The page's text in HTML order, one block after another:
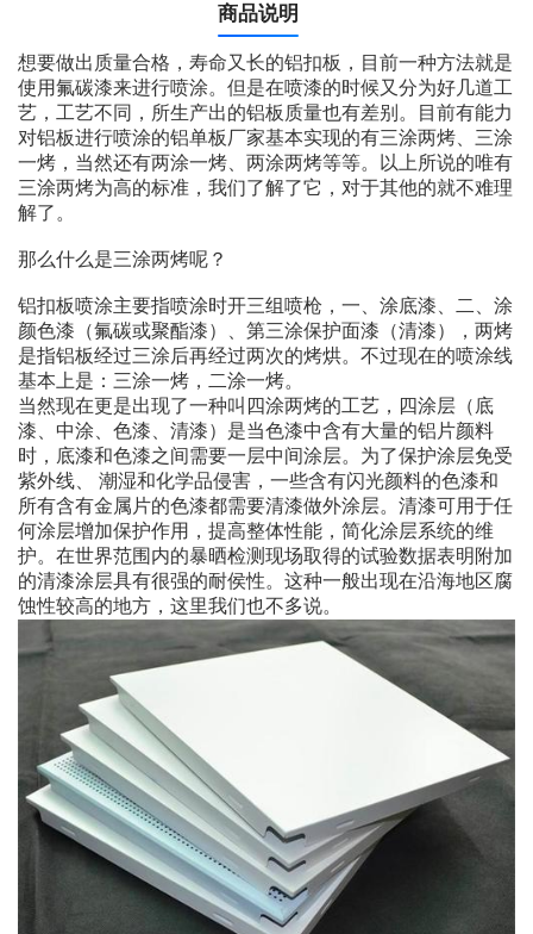
商品说明
想要做出质量合格，寿命又长的铝扣板，目前一种方法就是
使用氟碳漆来进行喷涂。但是在喷漆的时候又分为好几道工
艺，工艺不同，所生产出的铝板质量也有差别。目前有能力
对铝板进行喷涂的铝单板厂家基本实现的有三涂两烤、三涂
一烤，当然还有两涂一烤、两涂两烤等等。以上所说的唯有
三涂两烤为高的标准，我们了解了它，对于其他的就不难理
解了。
那么什么是三涂两烤呢？
铝扣板喷涂主要指喷涂时开三组喷枪，一、涂底漆、二、涂
颜色漆（氟碳或聚酯漆）、第三涂保护面漆（清漆），两烤
是指铝板经过三涂后再经过两次的烤烘。不过现在的喷涂线
基本上是：三涂一烤，二涂一烤。
当然现在更是出现了一种叫四涂两烤的工艺，四涂层（底
漆、中涂、色漆、清漆）是当色漆中含有大量的铝片颜料
时，底漆和色漆之间需要一层中间涂层。为了保护涂层免受
紫外线、 潮湿和化学品侵害，一些含有闪光颜料的色漆和
所有含有金属片的色漆都需要清漆做外涂层。清漆可用于任
何涂层增加保护作用，提高整体性能，简化涂层系统的维
护。在世界范围内的暴晒检测现场取得的试验数据表明附加
的清漆涂层具有很强的耐侯性。这种一般出现在沿海地区腐
蚀性较高的地方，这里我们也不多说。